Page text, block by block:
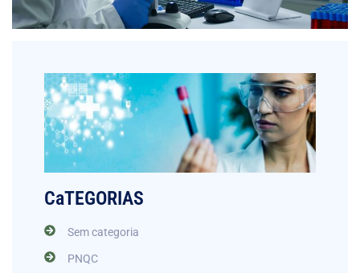
CaTEGORIAS
Sem categoria
PNQC